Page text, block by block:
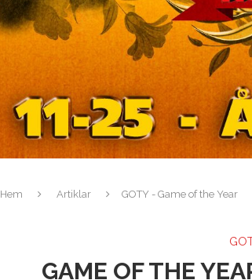
Hem Artiklar GOTY - Game of the Year
GAME OF THE